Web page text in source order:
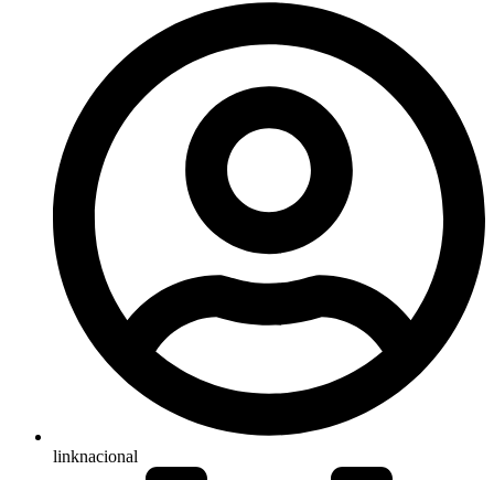
linknacional